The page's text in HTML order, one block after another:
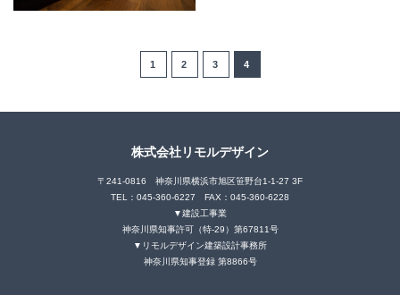
1 2 3 4
株式会社リモルデザイン
〒241-0816 神奈川県横浜市旭区笹野台1-1-27 3F
TEL：045-360-6227 FAX：045-360-6228
▼建設工事業
神奈川県知事許可（特-29）第67811号
▼リモルデザイン建築設計事務所
神奈川県知事登録 第8866号